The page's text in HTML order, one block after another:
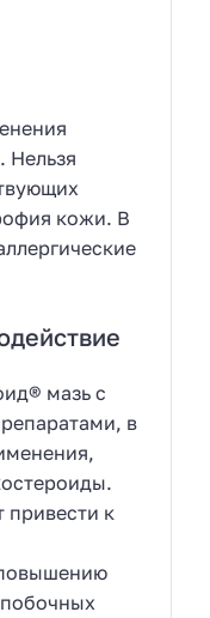
Нельзя
кожи. В
мазь с
в
привести к